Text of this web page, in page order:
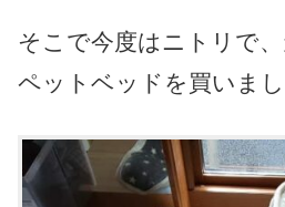
そこで今度はニトリで
ペットベッドを買いまし